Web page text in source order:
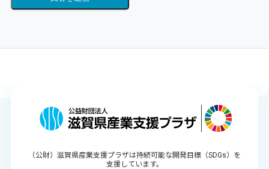
（公財）滋賀県産業支援プラザは持続可能な開発目標（SDGs）を
支援しています。